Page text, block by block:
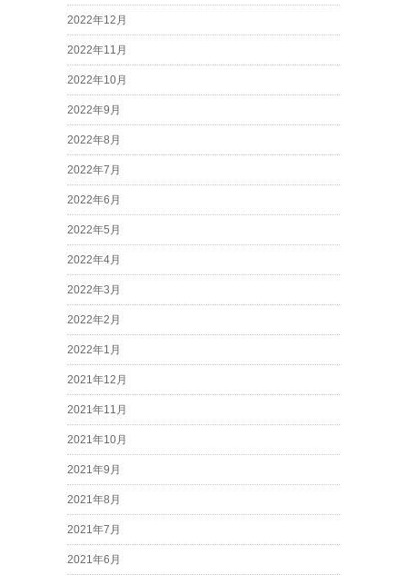
2022年12月
2022年11月
2022年10月
2022年9月
2022年8月
2022年7月
2022年6月
2022年5月
2022年4月
2022年3月
2022年2月
2022年1月
2021年12月
2021年11月
2021年10月
2021年9月
2021年8月
2021年7月
2021年6月